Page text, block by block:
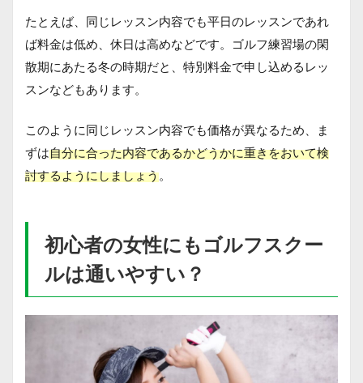
たとえば、同じレッスン内容でも平日のレッスンであれ
ば料金は低め、休日は高めなどです。ゴルフ練習場の閑
散期にあたる冬の時期だと、特別料金で申し込めるレッ
スンなどもあります。
このように同じレッスン内容でも価格が異なるため、ま
ずは自分に合った内容であるかどうかに重きをおいて検
討するようにしましょう。
初心者の女性にもゴルフスクー
ルは通いやすい？